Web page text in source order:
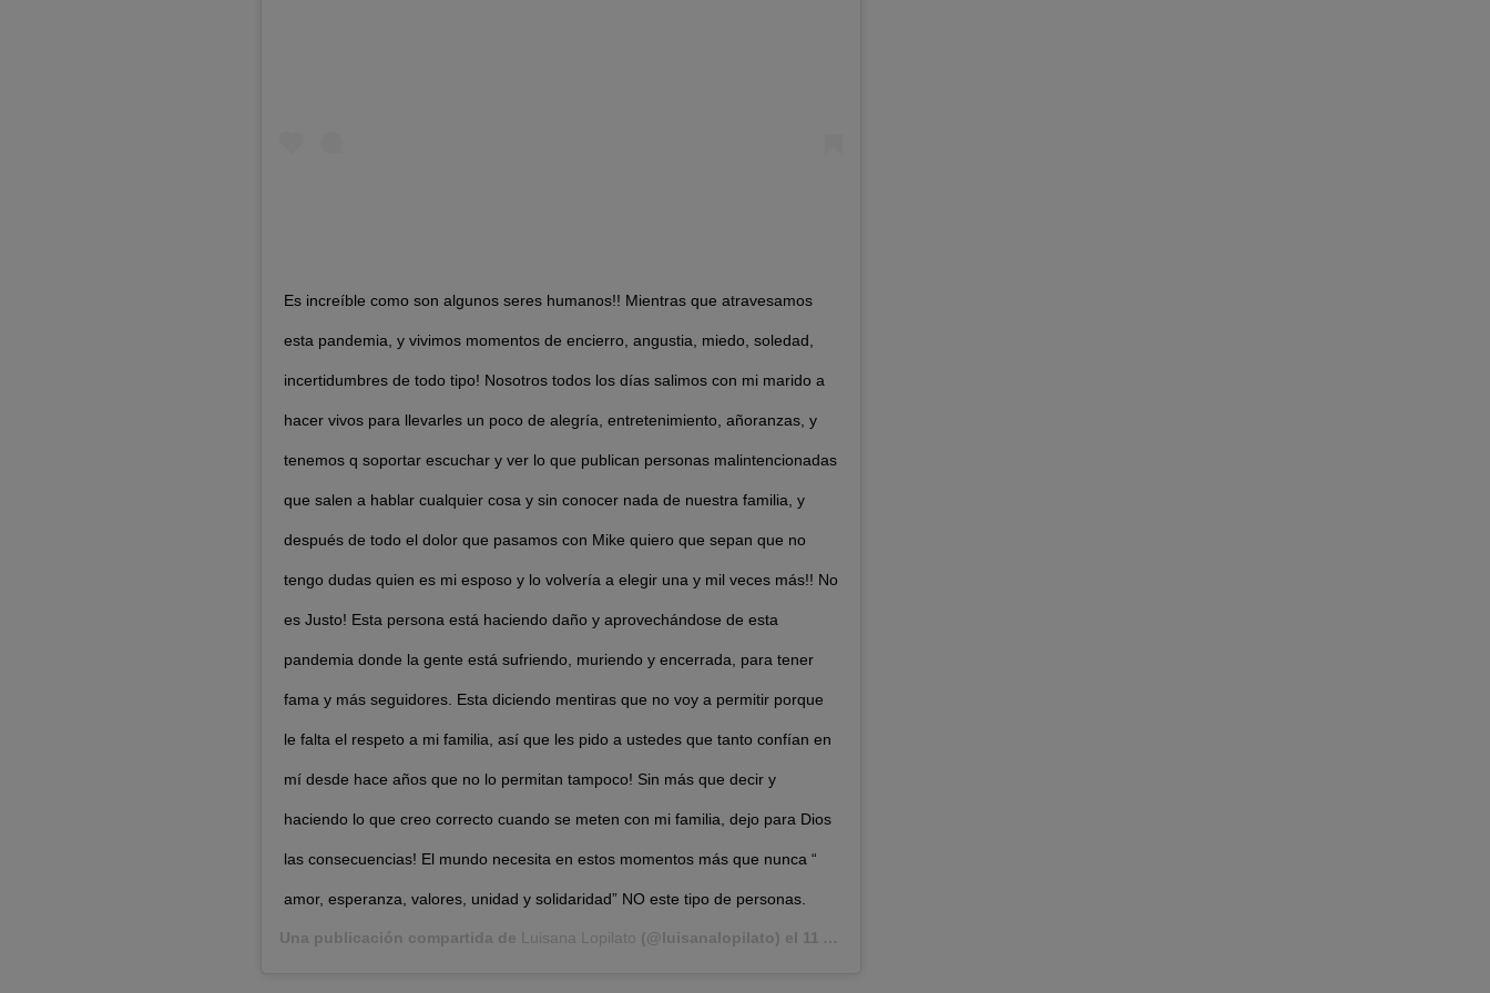
Es increíble como son algunos seres humanos!! Mientras que atravesamos
esta pandemia, y vivimos momentos de encierro, angustia, miedo, soledad,
incertidumbres de todo tipo! Nosotros todos los días salimos con mi marido a
hacer vivos para llevarles un poco de alegría, entretenimiento, añoranzas, y
tenemos q soportar escuchar y ver lo que publican personas malintencionadas
que salen a hablar cualquier cosa y sin conocer nada de nuestra familia, y
después de todo el dolor que pasamos con Mike quiero que sepan que no
tengo dudas quien es mi esposo y lo volvería a elegir una y mil veces más!! No
es Justo! Esta persona está haciendo daño y aprovechándose de esta
pandemia donde la gente está sufriendo, muriendo y encerrada, para tener
fama y más seguidores. Esta diciendo mentiras que no voy a permitir porque
le falta el respeto a mi familia, así que les pido a ustedes que tanto confían en
mí desde hace años que no lo permitan tampoco! Sin más que decir y
haciendo lo que creo correcto cuando se meten con mi familia, dejo para Dios
las consecuencias! El mundo necesita en estos momentos más que nunca “
amor, esperanza, valores, unidad y solidaridad” NO este tipo de personas.
Una publicación compartida de Luisana Lopilato (@luisanalopilato) el 11 Abr, 2020 a las 11:14 PDT